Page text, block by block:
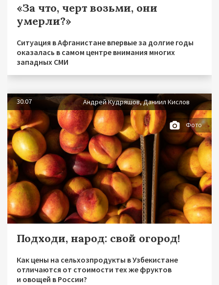
«За что, черт возьми, они
умерли?»
Ситуация в Афганистане впервые за долгие годы
оказалась в самом центре внимания многих
западных СМИ
30.07 Андрей Кудряшов, Даниил Кислов
Фото
Подходи, народ: свой огород!
Как цены на сельхозпродукты в Узбекистане
отличаются от стоимости тех же фруктов
и овощей в России?